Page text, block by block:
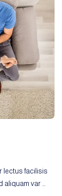
lectus facilisis
var …